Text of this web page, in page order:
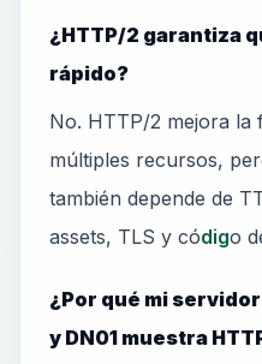
¿HTTP/2 garantiza
rápido?
No. HTTP/2 mejora
múltiples recursos,
también depende de
assets, TLS y código
¿Por qué mi
y DN01 muestra